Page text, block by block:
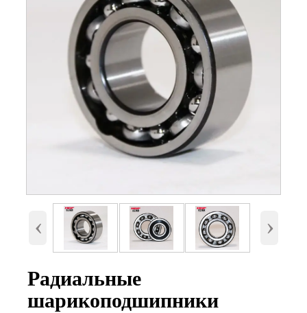
‹ ›
Радиальные
шарикоподшипники
6906, 6906-2RS, 6906-ZZ
Внутренний диаметр
30 мм
Наружный диаметр
47 мм.